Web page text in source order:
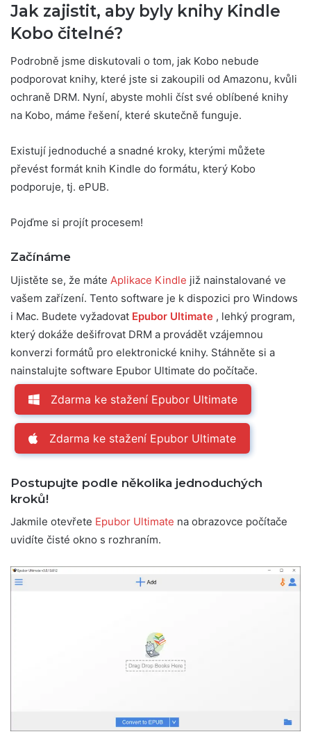
Jak zajistit, aby byly knihy Kindle
Kobo čitelné?
Podrobně jsme diskutovali o tom, jak Kobo nebude
podporovat knihy, které jste si zakoupili od Amazonu, kvůli
ochraně DRM. Nyní, abyste mohli číst své oblíbené knihy
na Kobo, máme řešení, které skutečně funguje.
Existují jednoduché a snadné kroky, kterými můžete
převést formát knih Kindle do formátu, který Kobo
podporuje, tj. ePUB.
Pojďme si projít procesem!
Začínáme
Ujistěte se, že máte Aplikace Kindle již nainstalované ve
vašem zařízení. Tento software je k dispozici pro Windows
i Mac. Budete vyžadovat Epubor Ultimate , lehký program,
který dokáže dešifrovat DRM a provádět vzájemnou
konverzi formátů pro elektronické knihy. Stáhněte si a
nainstalujte software Epubor Ultimate do počítače.
Zdarma ke stažení Epubor Ultimate
Zdarma ke stažení Epubor Ultimate
Postupujte podle několika jednoduchých
kroků!
Jakmile otevřete Epubor Ultimate na obrazovce počítače
uvidíte čisté okno s rozhraním.